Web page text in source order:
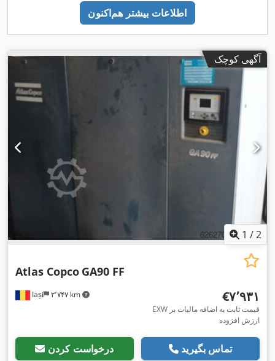
اطلاعات بیشتر هم‌اکنون
آگهی کوچک
1 /2
Iași ۲٬۷۴۷ km
Atlas Copco GA90 FF
‎€۷٬۹۳۱
EXW قیمت ثابت به اضافه مالیات بر
ارزش افزوده
درخواست کردن تماس بگیرید